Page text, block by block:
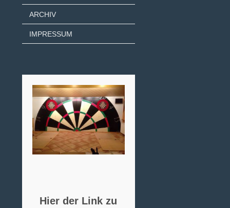
ARCHIV
IMPRESSUM
Hier der Link zu